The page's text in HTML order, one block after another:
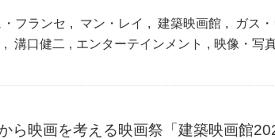
フランセ , マン・レイ , 建築映画館 , ガス
, 溝口健二 , エンターテインメント , 映像・写
ら映画を考える映画祭「建築映画館